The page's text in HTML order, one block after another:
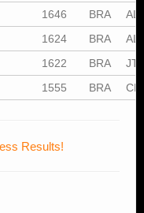
1646 BRA
1624 BRA
1622 BRA
1555 BRA
Results!